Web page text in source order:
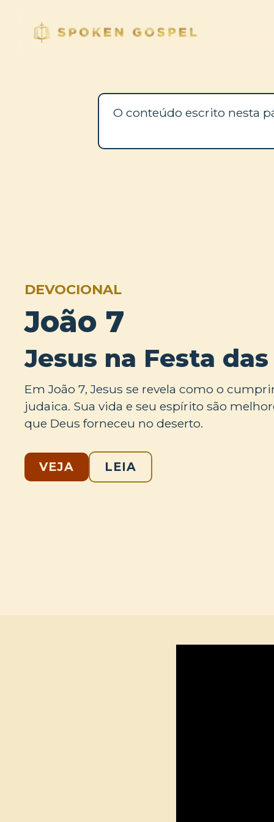
O conteúdo escrito nesta
DEVOCIONAL
João 7
Jesus na Festa
Em João 7, Jesus se revela como o
judaica. Sua vida e seu espírito são
que Deus forneceu no deserto.
VEJA LEIA